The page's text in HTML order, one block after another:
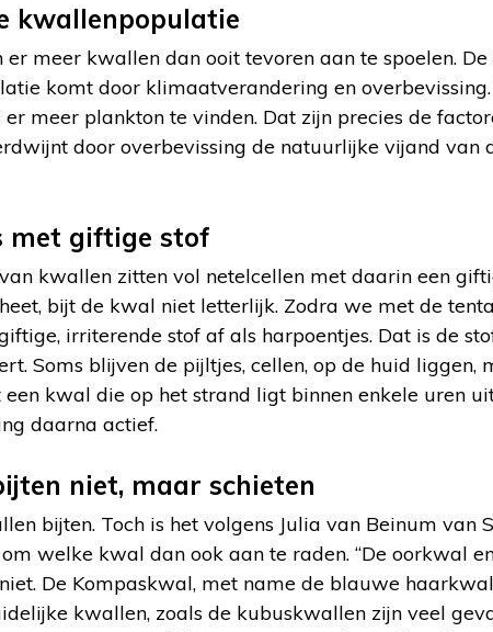
kwallenpopulatie
er meer kwallen dan ooit tevoren aan te spoelen.
komt door klimaatverandering en
meer plankton te vinden. Dat zijn precies de
door overbevissing de natuurlijke vijand van
met giftige stof
kwallen zitten vol netelcellen met daarin een
bijt de kwal niet letterlijk. Zodra we met de
irriterende stof af als harpoentjes. Dat is de
Soms blijven de pijltjes, cellen, op de huid liggen,
kwal die op het strand ligt binnen enkele uren
daarna actief.
niet, maar schieten
bijten. Toch is het volgens Julia van Beinum van
welke kwal dan ook aan te raden. “De oorkwal
De Kompaskwal, met name de blauwe
kwallen, zoals de kubuskwallen zijn veel